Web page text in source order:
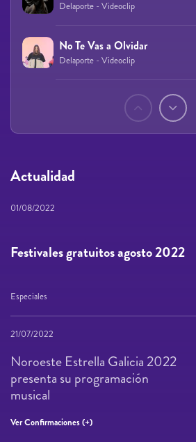
Delaporte - Videoclip
No Te Vas a Olvidar
Delaporte - Videoclip
Actualidad
01/08/2022
Festivales gratuitos agosto 2022
Especiales
21/07/2022
Noroeste Estrella Galicia 2022
presenta su programación
musical
Ver Confirmaciones (+)